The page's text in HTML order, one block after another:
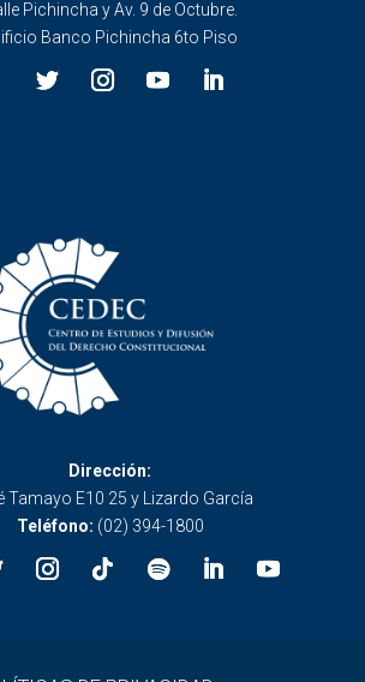
Pichincha y Av. 9 de Octubre.
Banco Pichincha 6to Piso
Dirección:
Tamayo E10 25 y Lizardo García
Teléfono: (02) 394-1800